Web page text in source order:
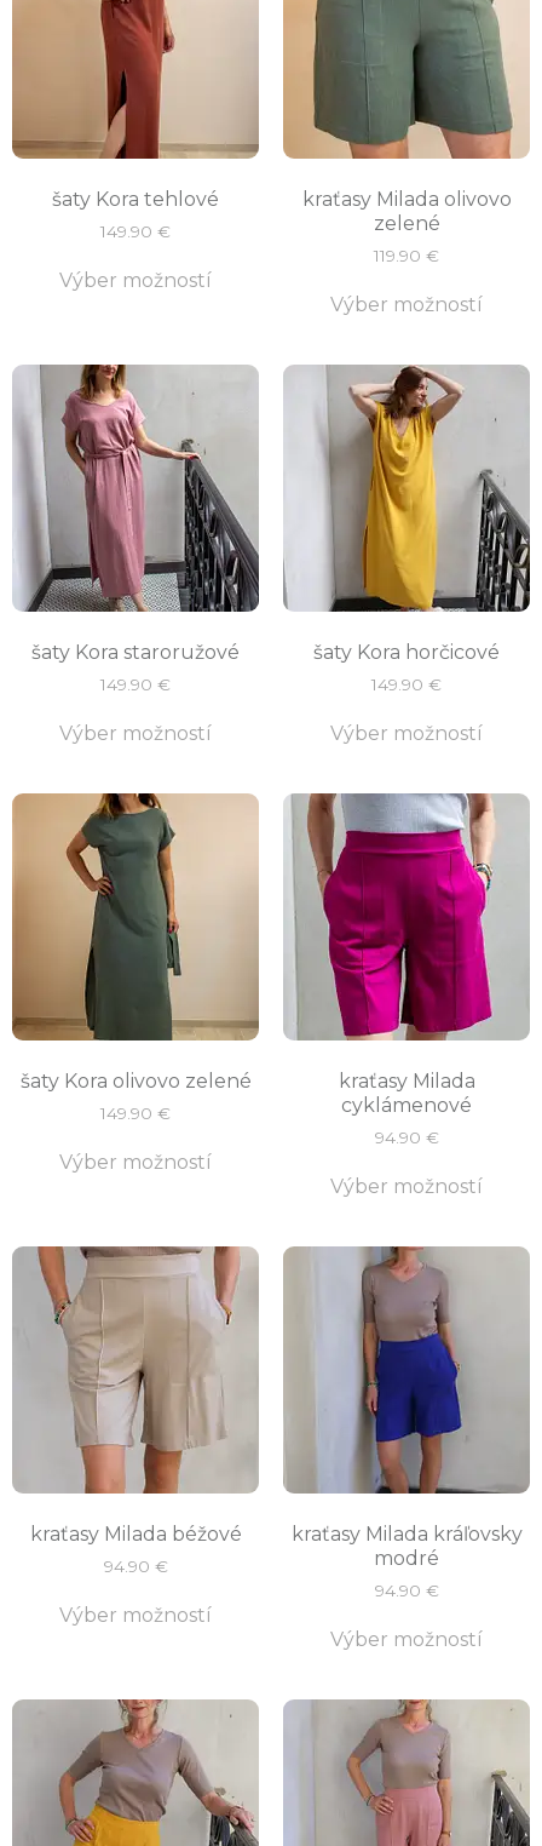
šaty Kora tehlové
149.90 €
Výber možností
kraťasy Milada olivovo
zelené
119.90 €
Výber možností
šaty Kora staroružové
149.90 €
Výber možností
šaty Kora horčicové
149.90 €
Výber možností
šaty Kora olivovo zelené
149.90 €
Výber možností
kraťasy Milada
cyklámenové
94.90 €
Výber možností
kraťasy Milada béžové
94.90 €
Výber možností
kraťasy Milada kráľovsky
modré
94.90 €
Výber možností